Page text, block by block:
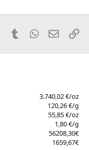
PinterestTumblr WhatsApp
E-Mail
3.740,02 €/oz
120,26 €/g
55,85 €/oz
1,80 €/g
56208,30€
1659,67€